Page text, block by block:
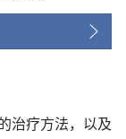
治疗方法，以及